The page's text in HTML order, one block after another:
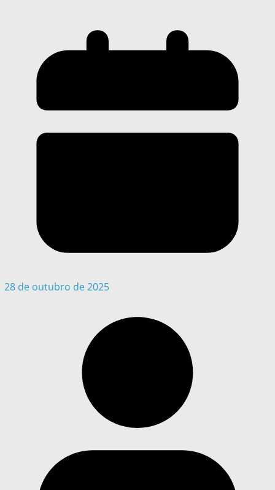
28 de outubro de 2025